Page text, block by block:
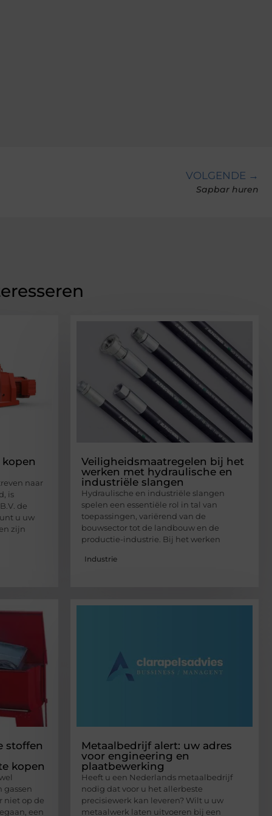
VOLGENDE →
Sapbar huren
naar
is
de
u uw
zijn
Veiligheidsmaatregelen bij het
werken met hydraulische en
industriële slangen
Hydraulische en industriële slangen
spelen een essentiële rol in tal van
toepassingen, variërend van de
bouwsector tot de landbouw en de
productie-industrie. Bij het werken
Industrie
stoffen
kopen
gassen
niet op de
een
Metaalbedrijf alert: uw adres
voor engineering en
plaatbewerking
Heeft u een Nederlands metaalbedrijf
nodig dat voor u het allerbeste
precisiewerk kan leveren? Wilt u uw
metaalwerk laten uitvoeren bij een